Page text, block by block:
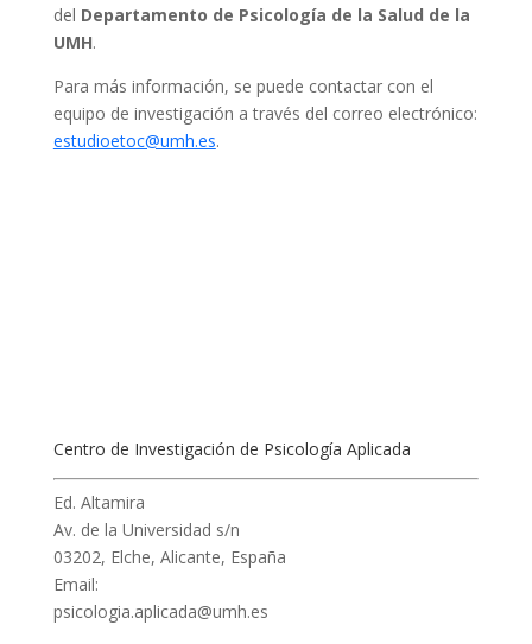
del Departamento de Psicología de la Salud de la
UMH.
Para más información, se puede contactar con el
equipo de investigación a través del correo electrónico:
estudioetoc@umh.es.
Centro de Investigación de Psicología Aplicada
Ed. Altamira
Av. de la Universidad s/n
03202, Elche, Alicante, España
Email:
psicologia.aplicada@umh.es